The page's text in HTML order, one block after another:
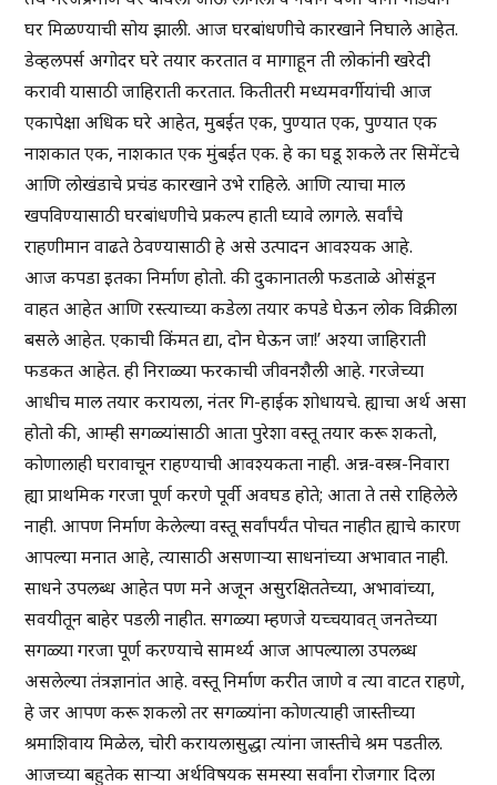
घर मिळण्याची सोय झाली. आज घरबांधणीचे कारखाने निघाले आहेत.
डेव्हलपर्स अगोदर घरे तयार करतात व मागाहून ती लोकांनी खरेदी
करावी यासाठी जाहिराती करतात. कितीतरी मध्यमवर्गीयांची आज
एकापेक्षा अधिक घरे आहेत, मुबईत एक, पुण्यात एक, पुण्यात एक
नाशकात एक, नाशकात एक मुंबईत एक. हे का घडू शकले तर सिमेंटचे
आणि लोखंडाचे प्रचंड कारखाने उभे राहिले. आणि त्याचा माल
खपविण्यासाठी घरबांधणीचे प्रकल्प हाती घ्यावे लागले. सर्वांचे
राहणीमान वाढते ठेवण्यासाठी हे असे उत्पादन आवश्यक आहे.
आज कपडा इतका निर्माण होतो. की दुकानातली फडताळे ओसंडून
वाहत आहेत आणि रस्त्याच्या कडेला तयार कपडे घेऊन लोक विक्रीला
बसले आहेत. एकाची किंमत द्या, दोन घेऊन जा!’ अश्या जाहिराती
फडकत आहेत. ही निराळ्या फरकाची जीवनशैली आहे. गरजेच्या
आधीच माल तयार करायला, नंतर गि-हाईक शोधायचे. ह्याचा अर्थ असा
होतो की, आम्ही सगळ्यांसाठी आता पुरेशा वस्तू तयार करू शकतो,
कोणालाही घरावाचून राहण्याची आवश्यकता नाही. अन्न-वस्त्र-निवारा
ह्या प्राथमिक गरजा पूर्ण करणे पूर्वी अवघड होते; आता ते तसे राहिलेले
नाही. आपण निर्माण केलेल्या वस्तू सर्वांपर्यंत पोचत नाहीत ह्याचे कारण
आपल्या मनात आहे, त्यासाठी असणाऱ्या साधनांच्या अभावात नाही.
साधने उपलब्ध आहेत पण मने अजून असुरक्षिततेच्या, अभावांच्या,
सवयीतून बाहेर पडली नाहीत. सगळ्या म्हणजे यच्चयावत् जनतेच्या
सगळ्या गरजा पूर्ण करण्याचे सामर्थ्य आज आपल्याला उपलब्ध
असलेल्या तंत्रज्ञानांत आहे. वस्तू निर्माण करीत जाणे व त्या वाटत राहणे,
हे जर आपण करू शकलो तर सगळ्यांना कोणत्याही जास्तीच्या
श्रमाशिवाय मिळेल, चोरी करायलासुद्धा त्यांना जास्तीचे श्रम पडतील.
आजच्या बहुतेक साऱ्या अर्थविषयक समस्या सर्वांना रोजगार दिला